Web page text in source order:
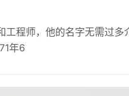
程师，他的名字无需过
年6